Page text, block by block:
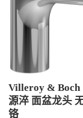
Villeroy & Boch
源淬 面盆龙头
铬